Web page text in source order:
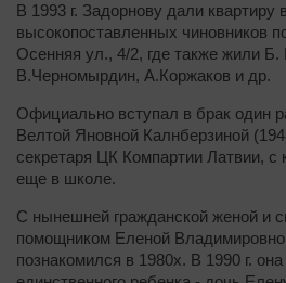
В 1993 г. Задорнову дали квартиру
высокопоставленных чиновников
Осенняя ул., 4/2, где также жили Б.
В.Черномырдин, А.Коржаков и др.
Официально вступал в брак один
Велтой Яновной Калнберзиной
секретаря ЦК Компартии Латвии, с
еще в школе.
С нынешней гражданской женой и
помощником Еленой
познакомился в 1980х. В 1990 г.